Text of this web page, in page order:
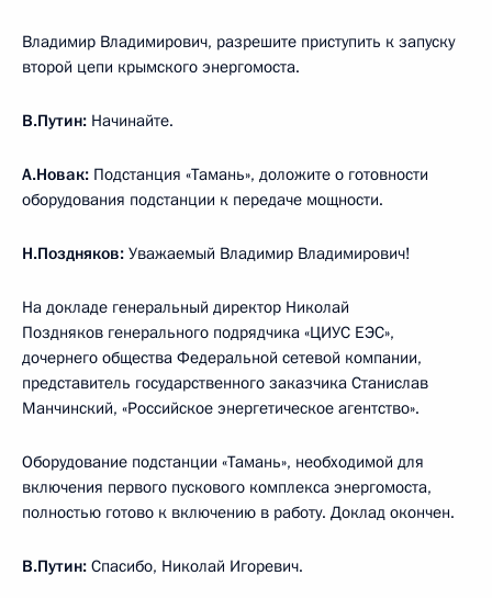
Владимир Владимирович, разрешите приступить к запуску
второй цепи крымского энергомоста.
В.Путин: Начинайте.
А.Новак: Подстанция «Тамань», доложите о готовности
оборудования подстанции к передаче мощности.
Н.Поздняков: Уважаемый Владимир Владимирович!
На докладе генеральный директор Николай
Поздняков генерального подрядчика «ЦИУС ЕЭС»,
дочернего общества Федеральной сетевой компании,
представитель государственного заказчика Станислав
Манчинский, «Российское энергетическое агентство».
Оборудование подстанции «Тамань», необходимой для
включения первого пускового комплекса энергомоста,
полностью готово к включению в работу. Доклад окончен.
В.Путин: Спасибо, Николай Игоревич.